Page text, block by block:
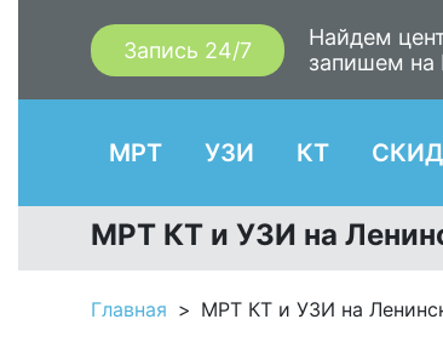
Запись 24/7
Найдем
запишем
МРТ УЗИ КТ
МРТ КТ и УЗИ на
Главная МРТ КТ и УЗИ на